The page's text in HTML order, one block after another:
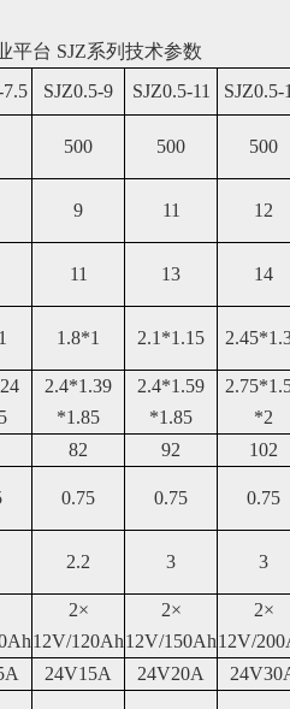
平台 SJZ系列 技术参数
7.5 SJZ0.5-9 SJZ0.5-11 SJZ0.5-
500 500 500
9 11 12
11 13 14
1.8*1 2.1*1.15
4
5
2.4*1.39
*1.85
2.4*1.59
*1.85
2.75*1.
*2
82 92 102
0.75 0.75 0.75
2.2 3 3
Ah
2×
12V/1 20Ah
2×
12V/150Ah
2×
12V/200
24V15A 24V20A